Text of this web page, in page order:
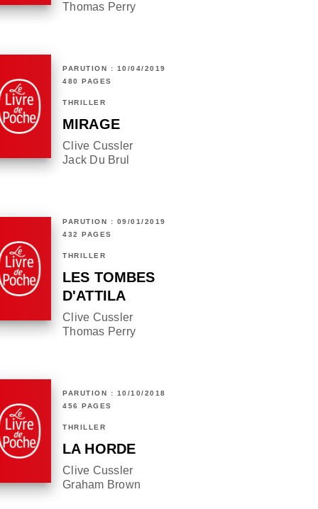
Thomas Perry
PARUTION : 10/04/2019
480 PAGES
THRILLER
MIRAGE
Clive Cussler
Jack Du Brul
PARUTION : 09/01/2019
432 PAGES
THRILLER
LES TOMBES
D'ATTILA
Clive Cussler
Thomas Perry
PARUTION : 10/10/2018
456 PAGES
THRILLER
LA HORDE
Clive Cussler
Graham Brown